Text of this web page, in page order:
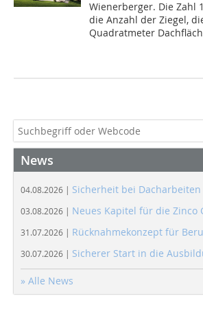
Wienerberger. Die Zahl
die Anzahl der Ziegel,
Quadratmeter
News
04.08.2026 | Sicherheit bei Dacharbeiten
03.08.2026 | Neues Kapitel für die Zinco
31.07.2026 | Rücknahmekonzept für
30.07.2026 | Sicherer Start in die
» Alle News